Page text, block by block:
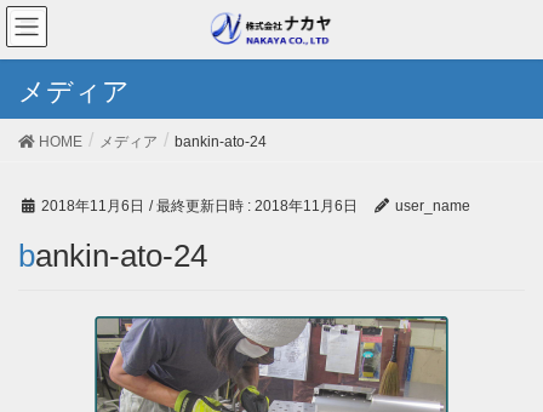
メディア
HOME メディア bankin-ato-24
2018年11月6日 / 最終更新日時 : 2018年11月6日 user_name
bankin-ato-24